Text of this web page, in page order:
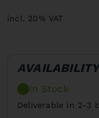
incl. 20% VAT
AVAILABILITY
In Stock
Deliverable in 2-3